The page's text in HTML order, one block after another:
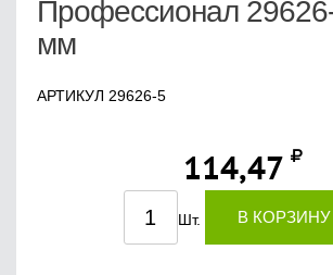
Профессионал
мм
АРТИКУЛ 29626-5
114,47
Шт. В КОРЗИНУ